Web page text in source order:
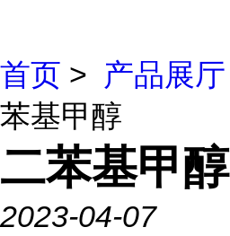
首页 > 产品展厅
苯基甲醇
二苯基甲醇
2023-04-07